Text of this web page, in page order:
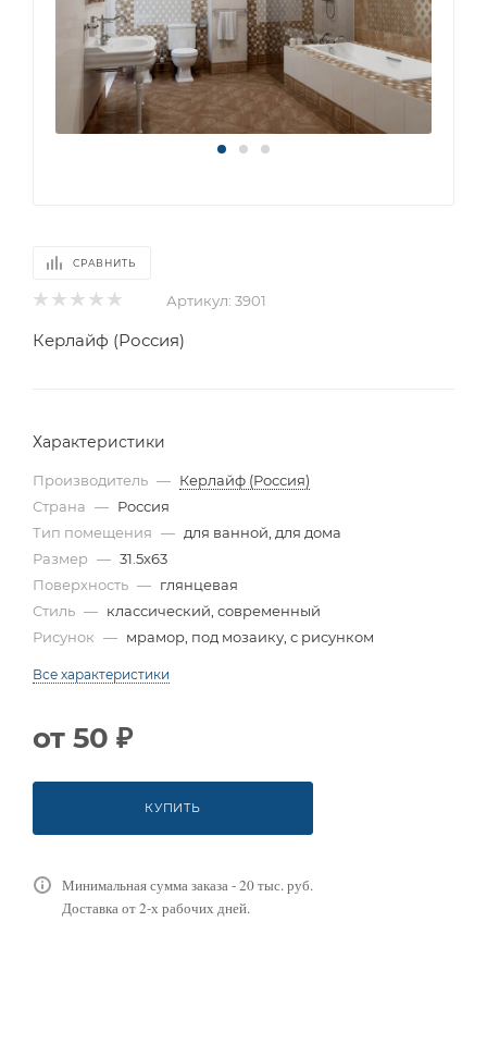
СРАВНИТЬ
Артикул: 3901
Керлайф (Россия)
Характеристики
Производитель — Керлайф (Россия)
Страна — Россия
Тип помещения — для ванной, для дома
Размер — 31.5x63
Поверхность — глянцевая
Стиль — классический, современный
Рисунок — мрамор, под мозаику, с рисунком
Все характеристики
от 50 ₽
КУПИТЬ
Минимальная сумма заказа - 20 тыс. руб.
Доставка от 2-х рабочих дней.